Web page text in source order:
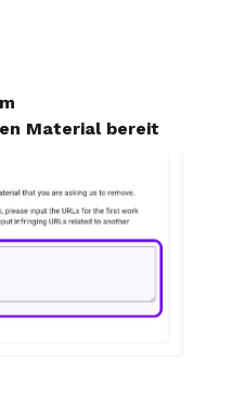
Material bereit